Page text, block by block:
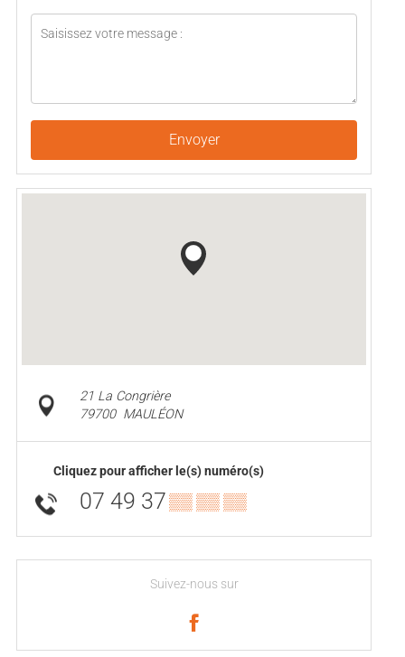
Envoyer
21 La Congrière
79700 MAULÉON
Cliquez pour afficher le(s) numéro(s)
07 49 37▒▒ ▒▒ ▒▒
Suivez-nous sur